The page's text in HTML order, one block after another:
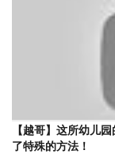
【越哥】这所幼儿
了特殊的方法！